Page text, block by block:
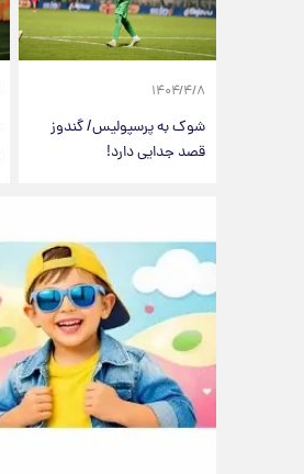
۱۴۰۴/۴/۸
شوک به پرسپولیس/ گندوز
قصد جدایی دارد!